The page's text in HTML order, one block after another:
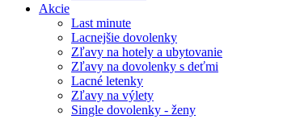
Akcie
Last minute
Lacnejšie dovolenky
Zľavy na hotely a ubytovanie
Zľavy na dovolenky s deťmi
Lacné letenky
Zľavy na výlety
Single dovolenky - ženy